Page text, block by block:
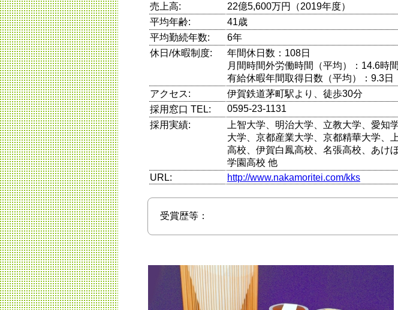
売上高:
22億5,600万円（2019年度）
平均年齢:
41歳
平均勤続年数:
6年
休日/休暇制度:
年間休日数：108日
月間時間外労働時間（平均）：14.6時間
有給休暇年間取得日数（平均）：9.3日
アクセス:
伊賀鉄道茅町駅より、徒歩30分
採用窓口 TEL:
0595-23-1131
採用実績:
上智大学、明治大学、立教大学、愛知
大学、京都産業大学、京都精華大学、
高校、伊賀白鳳高校、名張高校、あけ
学園高校 他
URL:
http://www.nakamoritei.com/kks
受賞歴等：